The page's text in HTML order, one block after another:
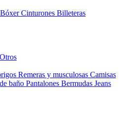
BóxerCinturones Billeteras
Remeras y musculosas Camisas
baño Pantalones Bermudas Jeans